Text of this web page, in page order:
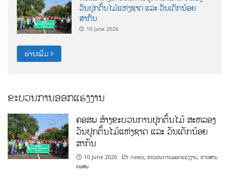
ວັນປູກຕົ້ນໄມ້ແຫ່ງຊາດ ແລະ ວັນເດັກນ້ອຍ
ສາກົນ
10 June 2026
ອ່ານເພີ່ມ
ຂະບວນການອອກແຮງງານ
ຄອສພ ສ້າງຂະບວນການປູກຕົ້ນໄມ້ ສະຫລອງ
ວັນປູກຕົ້ນໄມ້ແຫ່ງຊາດ ແລະ ວັນເດັກນ້ອຍ
ສາກົນ
10 June 2026 news ,ຂະບວນການອອກແຮງງານ ,ຂ່າວສານ
ຄອສພ